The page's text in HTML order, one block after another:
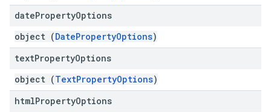
datePropertyOptions
object (DatePropertyOptions)
textPropertyOptions
object (TextPropertyOptions)
htmlPropertyOptions